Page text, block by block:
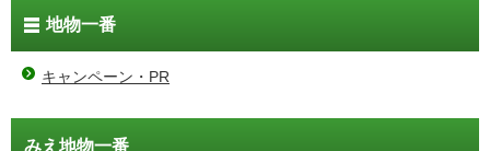
地物一番
キャンペーン・PR
みえ地物一番